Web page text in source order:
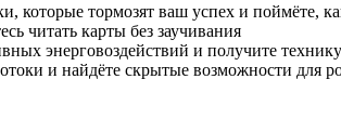
которые тормозят ваш успех и поймёте,
читать карты без заучивания
энерговоздействий и получите
и найдёте скрытые возможности для